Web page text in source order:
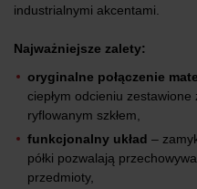
industrialnymi akcentami.
Najważniejsze zalety:
oryginalne połączenie
ciepłym odcieniu
ryflowanym szkłem,
funkcjonalny układ –
półki pozwalają
przedmioty,